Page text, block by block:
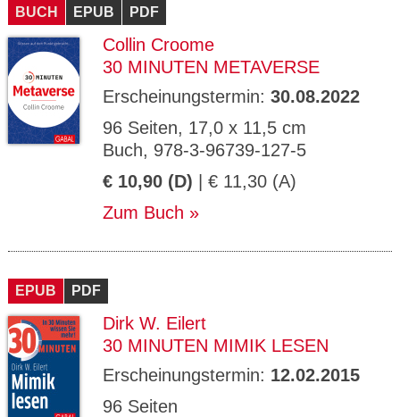
BUCH EPUB PDF
Collin Croome
30 MINUTEN METAVERSE
Erscheinungstermin: 30.08.2022
96 Seiten, 17,0 x 11,5 cm
Buch, 978-3-96739-127-5
€ 10,90 (D) | € 11,30 (A)
Zum Buch
EPUB PDF
Dirk W. Eilert
30 MINUTEN MIMIK LESEN
Erscheinungstermin: 12.02.2015
96 Seiten